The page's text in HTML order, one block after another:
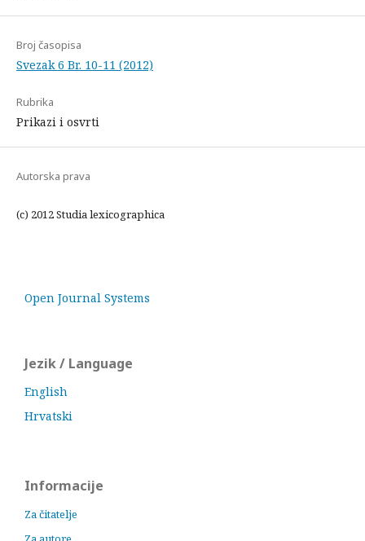
Broj časopisa
Svezak 6 Br. 10-11 (2012)
Rubrika
Prikazi i osvrti
Autorska prava
(c) 2012 Studia lexicographica
Open Journal Systems
Jezik / Language
English
Hrvatski
Informacije
Za čitatelje